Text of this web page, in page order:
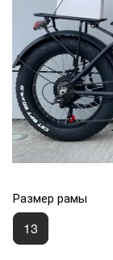
Размер рамы
13